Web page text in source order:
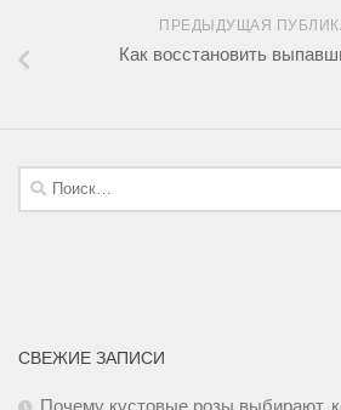
ПРЕДЫДУЩАЯ
Как восстановить
СВЕЖИЕ ЗАПИСИ